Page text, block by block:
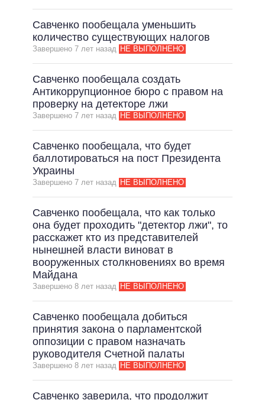
Савченко пообещала уменьшить
количество существующих налогов
Завершено 7 лет назад НЕ ВЫПОЛНЕНО
Савченко пообещала создать
Антикоррупционное бюро с правом на
проверку на детекторе лжи
Завершено 7 лет назад НЕ ВЫПОЛНЕНО
Савченко пообещала, что будет
баллотироваться на пост Президента
Украины
Завершено 7 лет назад НЕ ВЫПОЛНЕНО
Савченко пообещала, что как только
она будет проходить "детектор лжи", то
расскажет кто из представителей
нынешней власти виноват в
вооруженных столкновениях во время
Майдана
Завершено 8 лет назад НЕ ВЫПОЛНЕНО
Савченко пообещала добиться
принятия закона о парламентской
оппозиции с правом назначать
руководителя Счетной палаты
Завершено 8 лет назад НЕ ВЫПОЛНЕНО
Савченко заверила, что продолжит